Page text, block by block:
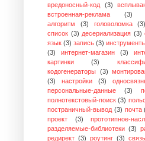
вредоносный-код
(3)
встроенная-реклама
(3)
алгоритм
(3) головоломка (3)
список (3) десериализация (3)
язык (3) запись (3)
(3)
интернет-магазин (3)
картинки
(3)
кодогенераторы (3)
(3)
настройки (3)
персональные-данные
(3)
полнотекстовый-поиск (3)
постраничный-вывод (3) почта
проект
(3) прототипное-
разделяемые-библиотеки (3)
редирект (3) роутинг (3)